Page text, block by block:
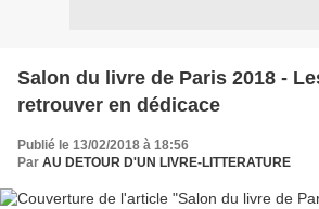
Salon du livre de Paris 2018 -
retrouver en dédicace
Publié le 13/02/2018 à 18:56
Par AU DETOUR D'UN LIVRE-LITTERATURE